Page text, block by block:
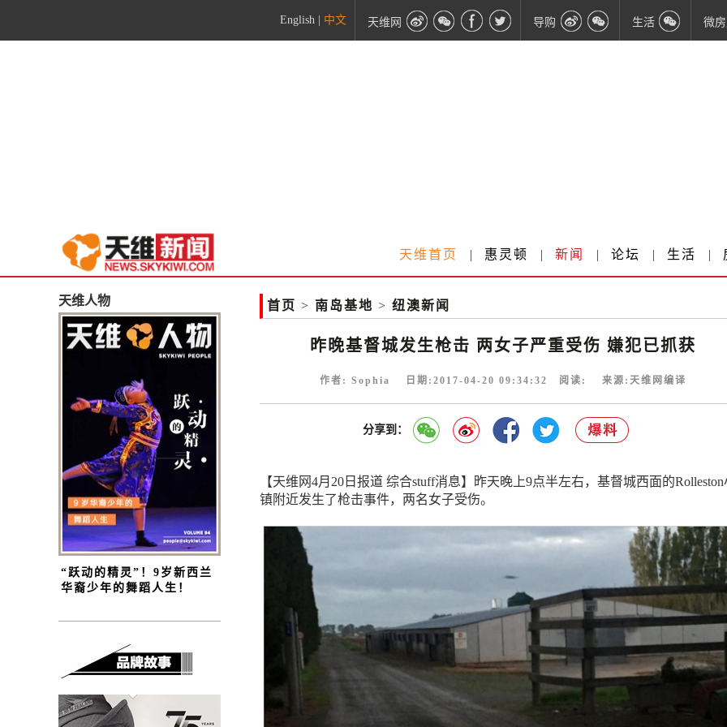
English 中文 天维网 导购 生活 微
天维首页 | 惠灵顿 | 新闻 | 论坛 | 生活 |
天维人物
“跃动的精灵”！9岁新西兰
华裔少年的舞蹈人生！
首页 > 南岛基地 > 纽澳新闻
昨晚基督城发生枪击 两女子严重受伤 嫌犯已抓获
作者: Sophia 日期:2017-04-20 09:34:32 阅读: 来源: 天维网编译
分享到：
【天维网4月20日报道 综合stuff消息】昨天晚上9点半左右，基督城西面的Rolleston
镇附近发生了枪击事件，两名女子受伤。